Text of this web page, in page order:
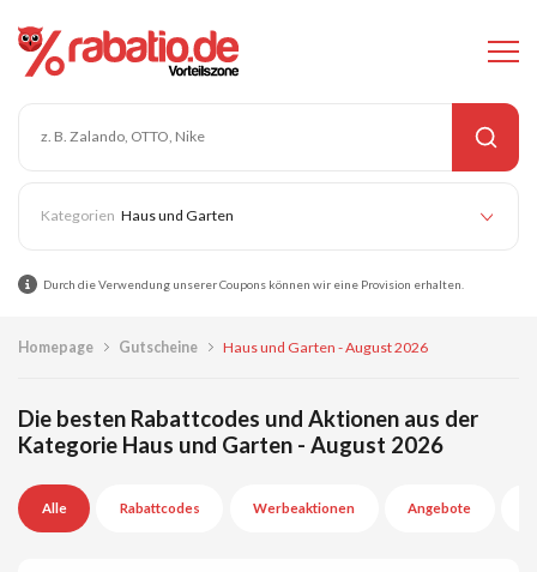
Haus und Garten
Durch die Verwendung unserer Coupons können wir eine Provision erhalten.
Homepage Gutscheine Haus und Garten - August 2026
Die besten Rabattcodes und Aktionen aus der
Kategorie Haus und Garten - August 2026
Alle Rabattcodes Werbeaktionen Angebote